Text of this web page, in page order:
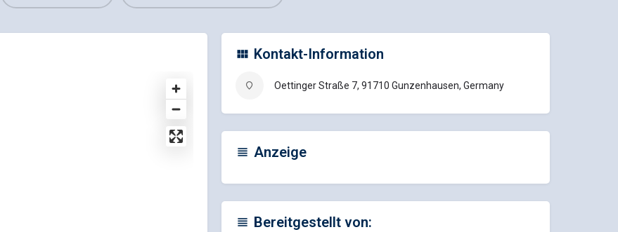
Kontakt-Information
Oettinger Straße 7, 91710 Gunzenhausen, Germany
Anzeige
Bereitgestellt von: